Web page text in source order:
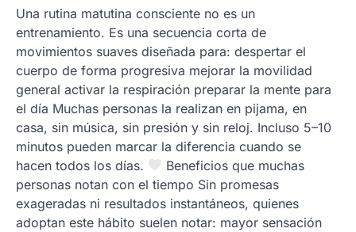
Una rutina matutina consciente no es un
entrenamiento. Es una secuencia corta de
movimientos suaves diseñada para: despertar el
cuerpo de forma progresiva mejorar la movilidad
general activar la respiración preparar la mente para
el día Muchas personas la realizan en pijama, en
casa, sin música, sin presión y sin reloj. Incluso 5–10
minutos pueden marcar la diferencia cuando se
hacen todos los días.
Beneficios que muchas
personas notan con el tiempo Sin promesas
exageradas ni resultados instantáneos, quienes
adoptan este hábito suelen notar: mayor sensación